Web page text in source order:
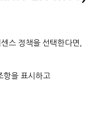
스 정책을 선택한다면,
을 표시하고